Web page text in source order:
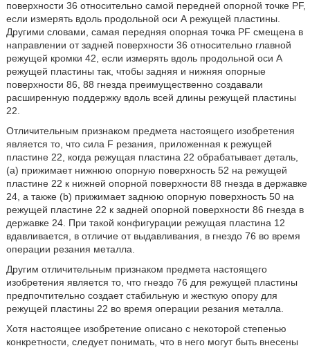
поверхности 36 относительно самой передней опорной точке PF,
если измерять вдоль продольной оси А режущей пластины.
Другими словами, самая передняя опорная точка PF смещена в
направлении от задней поверхности 36 относительно главной
режущей кромки 42, если измерять вдоль продольной оси А
режущей пластины так, чтобы задняя и нижняя опорные
поверхности 86, 88 гнезда преимущественно создавали
расширенную поддержку вдоль всей длины режущей пластины
22.
Отличительным признаком предмета настоящего изобретения
является то, что сила F резания, приложенная к режущей
пластине 22, когда режущая пластина 22 обрабатывает деталь,
(а) прижимает нижнюю опорную поверхность 52 на режущей
пластине 22 к нижней опорной поверхности 88 гнезда в державке
24, а также (b) прижимает заднюю опорную поверхность 50 на
режущей пластине 22 к задней опорной поверхности 86 гнезда в
державке 24. При такой конфигурации режущая пластина 12
вдавливается, в отличие от выдавливания, в гнездо 76 во время
операции резания металла.
Другим отличительным признаком предмета настоящего
изобретения является то, что гнездо 76 для режущей пластины
предпочтительно создает стабильную и жесткую опору для
режущей пластины 22 во время операции резания металла.
Хотя настоящее изобретение описано с некоторой степенью
конкретности, следует понимать, что в него могут быть внесены